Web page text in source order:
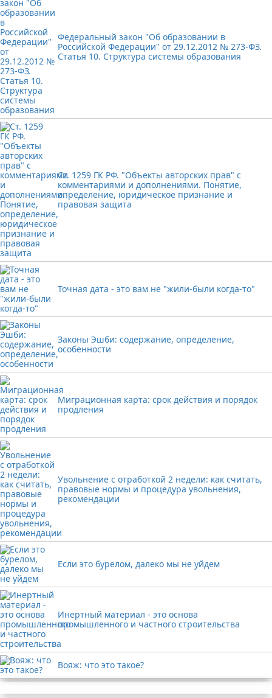
Федеральный закон "Об образовании в
Российской Федерации" от 29.12.2012 № 273-ФЗ.
Статья 10. Структура системы образования
Ст. 1259 ГК РФ. "Объекты авторских прав" с
комментариями и дополнениями. Понятие,
определение, юридическое признание и
правовая защита
Точная дата - это вам не "жили-были когда-то"
Законы Эшби: содержание, определение,
особенности
Миграционная карта: срок действия и порядок
продления
Увольнение с отработкой 2 недели: как считать,
правовые нормы и процедура увольнения,
рекомендации
Если это бурелом, далеко мы не уйдем
Инертный материал - это основа
промышленного и частного строительства
Вояж: что это такое?